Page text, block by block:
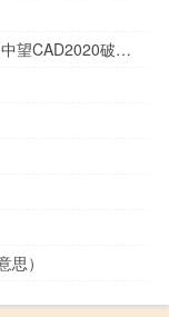
中望CAD2020破解文件 V1.0 绿色免费版（中望CAD2020破解文件 V1.0 绿色免费版功能简介）
）